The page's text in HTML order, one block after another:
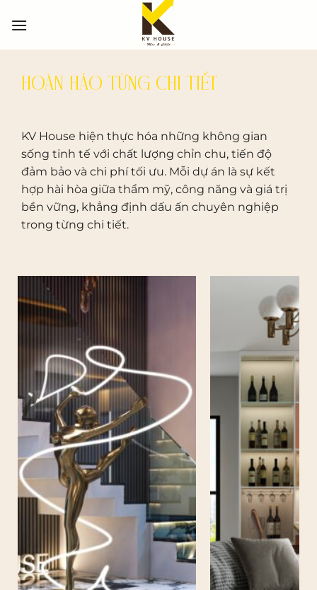
qua
HOÀN HẢO TỪNG CHI TIẾT
KV House hiện thực hóa những không gian
sống tinh tế với chất lượng chỉn chu, tiến độ
đảm bảo và chi phí tối ưu. Mỗi dự án là sự kết
hợp hài hòa giữa thẩm mỹ, công năng và giá trị
bền vững, khẳng định dấu ấn chuyên nghiệp
trong từng chi tiết.